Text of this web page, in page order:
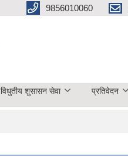
9856010060
विधुतीय शुसासन सेवा प्रतिवेदन